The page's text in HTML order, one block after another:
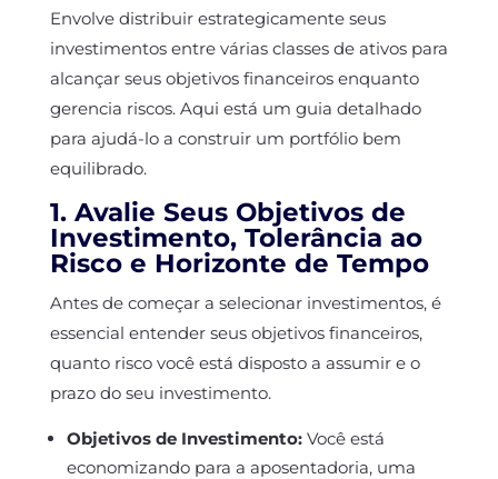
Envolve distribuir estrategicamente seus
investimentos entre várias classes de ativos para
alcançar seus objetivos financeiros enquanto
gerencia riscos. Aqui está um guia detalhado
para ajudá-lo a construir um portfólio bem
equilibrado.
1. Avalie Seus Objetivos de
Investimento, Tolerância ao
Risco e Horizonte de Tempo
Antes de começar a selecionar investimentos, é
essencial entender seus objetivos financeiros,
quanto risco você está disposto a assumir e o
prazo do seu investimento.
Objetivos de Investimento:Você está
economizando para a aposentadoria, uma